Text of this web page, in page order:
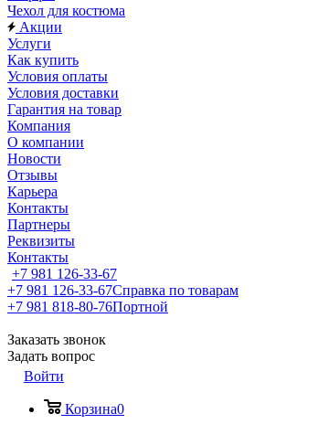
Чехол для костюма
Акции
Услуги
Как купить
Условия оплаты
Условия доставки
Гарантия на товар
Компания
О компании
Новости
Отзывы
Карьера
Контакты
Партнеры
Реквизиты
Контакты
+7 981 126-33-67
+7 981 126-33-67Справка по товарам
+7 981 818-80-76Портной
Заказать звонок
Задать вопрос
Войти
Корзина0